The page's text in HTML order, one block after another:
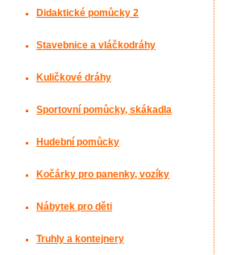
Didaktické pomůcky 2
Stavebnice a vláčkodráhy
Kuličkové dráhy
Sportovní pomůcky, skákadla
Hudební pomůcky
Kočárky pro panenky, vozíky
Nábytek pro děti
Truhly a kontejnery